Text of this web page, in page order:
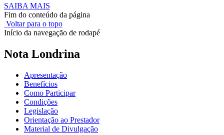
SAIBA MAIS
Fim do conteúdo da página
Voltar para o topo
Início da navegação de rodapé
Nota Londrina
Apresentação
Benefícios
Como Participar
Condições
Legislação
Orientação ao Prestador
Material de Divulgação